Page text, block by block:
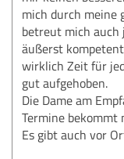
mich durch meine
betreut mich
äußerst
wirklich Zeit für
gut aufgehoben.
Die Dame am
Termine bekommt
Es gibt auch vor